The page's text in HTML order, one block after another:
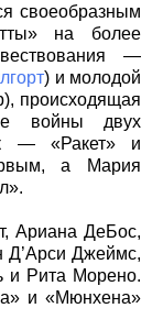
своеобразным
на более
—
) и молодой
происходящая
войны двух
— «Ракет» и
а Мария
Ариана ДеБос,
Д’Арси Джеймс,
и Рита Морено.
и «Мюнхена»